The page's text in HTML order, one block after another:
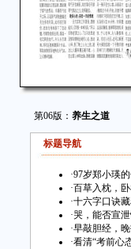
第06版： 养生之道
标题导航
·97岁郑小瑛
·百草入枕，
·十六字口诀
·哭，能否宣
·早敲胆经，
·看清“考前心